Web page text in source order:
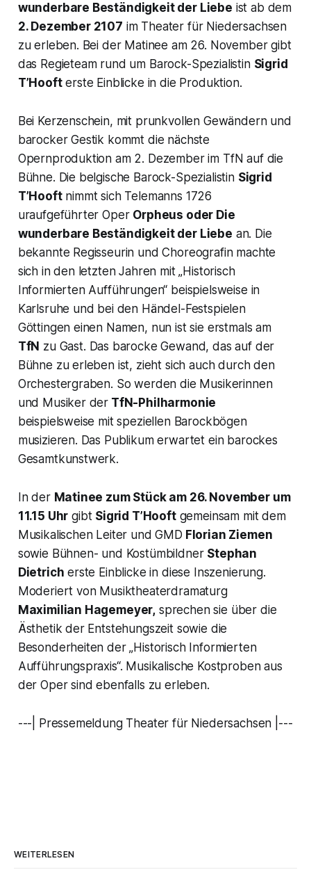
wunderbare Beständigkeit der Liebe ist ab dem
2. Dezember 2107 im Theater für Niedersachsen
zu erleben. Bei der Matinee am 26. November gibt
das Regieteam rund um Barock-Spezialistin Sigrid
T’Hoofterste Einblicke in die Produktion.
Bei Kerzenschein, mit prunkvollen Gewändern und
barocker Gestik kommt die nächste
Opernproduktion am 2. Dezember im TfN auf die
Bühne. Die belgische Barock-Spezialistin Sigrid
T’Hooftnimmt sich Telemanns 1726
uraufgeführter Oper Orpheus oder Die
wunderbare Beständigkeit der Liebe an. Die
bekannte Regisseurin und Choreografin machte
sich in den letzten Jahren mit„Historisch
Informierten Aufführungen“ beispielsweise in
Karlsruhe und bei den Händel-Festspielen
Göttingen einen Namen, nun ist sie erstmals am
TfN zu Gast. Das barocke Gewand, das auf der
Bühne zu erleben ist, zieht sich auch durch den
Orchestergraben. So werden die Musikerinnen
und Musiker der TfN-Philharmonie
beispielsweise mit speziellen Barockbögen
musizieren. Das Publikum erwartet ein barockes
Gesamtkunstwerk.
In der Matinee zum Stück am 26. November um
11.15 Uhr gibt Sigrid T’Hooftgemeinsam mit dem
Musikalischen Leiter und GMD Florian Ziemen
sowie Bühnen- und Kostümbildner Stephan
Dietrich erste Einblicke in diese Inszenierung.
Moderiert von Musiktheaterdramaturg
Maximilian Hagemeyer, sprechen sie über die
Ästhetik der Entstehungszeit sowie die
Besonderheiten der „Historisch Informierten
Aufführungspraxis“. Musikalische Kostproben aus
der Oper sind ebenfalls zu erleben.
---| Pressemeldung Theater für Niedersachsen |---
WEITERLESEN